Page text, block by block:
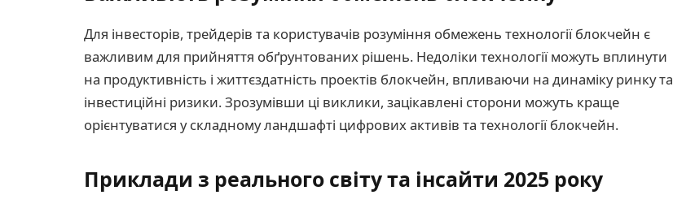
Для інвесторів, трейдерів та користувачів розуміння обмежень технології блокчейн є
важливим для прийняття обґрунтованих рішень. Недоліки технології можуть вплинути
на продуктивність і життєздатність проектів блокчейн, впливаючи на динаміку ринку та
інвестиційні ризики. Зрозумівши ці виклики, зацікавлені сторони можуть краще
орієнтуватися у складному ландшафті цифрових активів та технології блокчейн.
Приклади з реального світу та інсайти 2025 року